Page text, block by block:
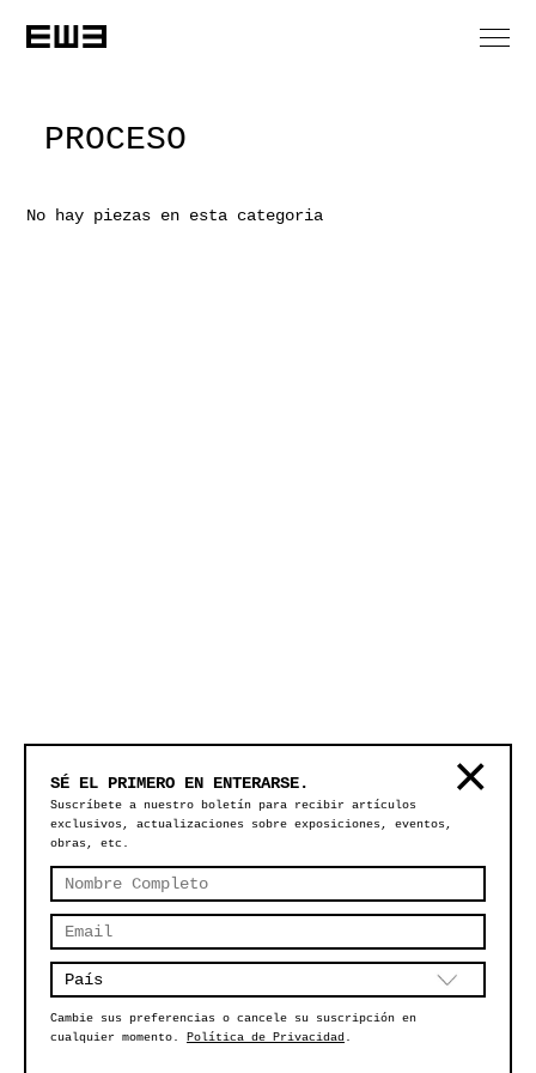
PROCESO
No hay piezas en esta categoria
SÉ EL PRIMERO EN ENTERARSE.
Suscríbete a nuestro boletín para recibir artículos
exclusivos, actualizaciones sobre exposiciones, eventos,
obras, etc.
Cambie sus preferencias o cancele su suscripción en
cualquier momento. Política de Privacidad .